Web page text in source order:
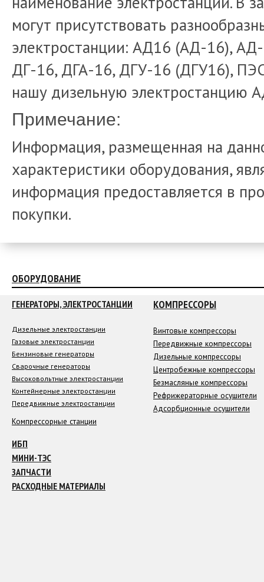
могут присутствовать
электростанции: АД16 (АД-16),
ДГ-16, ДГА-16, ДГУ-16 (ДГУ16),
нашу дизельную электростанцию
Примечание:
Информация, размещенная на
характеристики оборудования,
информация предоставляется в
покупки.
ОБОРУДОВАНИЕ
ГЕНЕРАТОРЫ, ЭЛЕКТРОСТАНЦИИ
Дизельные электростанции
Газовые электростанции
Бензиновые генераторы
Сварочные генераторы
Высоковольтные электростанции
Контейнерные электростанции
Передвижные электростанции
КОМПРЕССОРЫ
Винтовые компрессоры
Передвижные компрессоры
Дизельные компрессоры
Центробежные компрессоры
Безмасляные компрессоры
Рефрижераторные осушители
Адсорбционные осушители
Компрессорные станции
ИБП
МИНИ-ТЭС
ЗАПЧАСТИ
РАСХОДНЫЕ МАТЕРИАЛЫ